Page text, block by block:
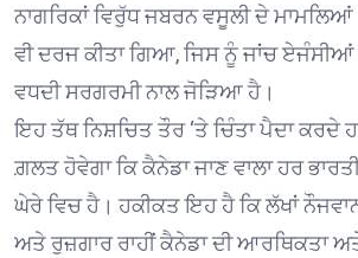
ਨਾਗਰਿਕਾਂ ਵਿਰੁੱਧ ਜਬਰਨ ਵਸੂਲੀ ਦੇ ਮਾਮਲਿਆਂ
ਵੀ ਦਰਜ ਕੀਤਾ ਗਿਆ, ਜਿਸ ਨੂੰ ਜਾਂਚ
ਵਧਦੀ ਸਰਗਰਮੀ ਨਾਲ ਜੋੜਿਆ ਹੈ।
ਇਹ ਤੱਥ ਨਿਸ਼ਚਿਤ ਤੌਰ ‘ਤੇ ਚਿੰਤਾ ਪੈਦਾ ਕਰਦੇ
ਗ਼ਲਤ ਹੋਵੇਗਾ ਕਿ ਕੈਨੇਡਾ ਜਾਣ ਵਾਲਾ ਹਰ
ਘੇਰੇ ਵਿਚ ਹੈ। ਹਕੀਕਤ ਇਹ ਹੈ ਕਿ ਲੱਖਾਂ
ਅਤੇ ਰੁਜ਼ਗਾਰ ਰਾਹੀਂ ਕੈਨੇਡਾ ਦੀ ਆਰਥਿਕਤਾ